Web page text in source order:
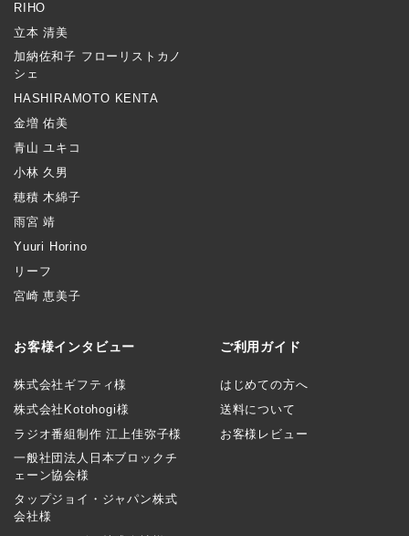
RIHO
立本 清美
加納佐和子 フローリストカノ
シェ
HASHIRAMOTO KENTA
金増 佑美
青山 ユキコ
小林 久男
穂積 木綿子
雨宮 靖
Yuuri Horino
リーフ
宮崎 恵美子
お客様インタビュー
株式会社ギフティ様
株式会社Kotohogi様
ラジオ番組制作 江上佳弥子様
一般社団法人日本ブロックチ
ェーン協会様
タップジョイ・ジャパン株式
会社様
ご利用ガイド
はじめての方へ
送料について
お客様レビュー